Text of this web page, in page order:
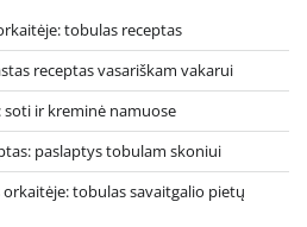
tobulas receptas
receptas vasariškam vakarui
ir kreminė namuose
paslaptys tobulam skoniui
tobulas savaitgalio pietų